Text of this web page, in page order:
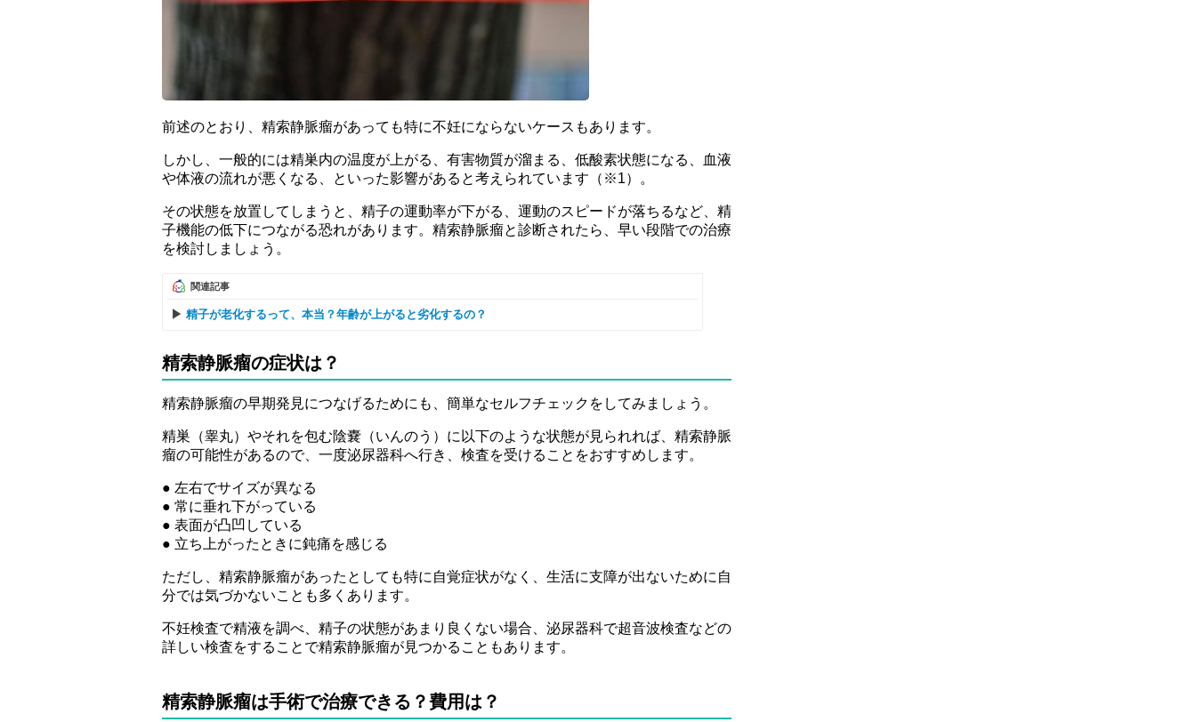
前述のとおり、精索静脈瘤があっても特に不妊にならないケースもあります。
しかし、一般的には精巣内の温度が上がる、有害物質が溜まる、低酸素状態になる、血液
や体液の流れが悪くなる、といった影響があると考えられています（※1）。
その状態を放置してしまうと、精子の運動率が下がる、運動のスピードが落ちるなど、精
子機能の低下につながる恐れがあります。精索静脈瘤と診断されたら、早い段階での治療
を検討しましょう。
関連記事
精子が老化するって、本当？年齢が上がると劣化するの？
精索静脈瘤の症状は？
精索静脈瘤の早期発見につなげるためにも、簡単なセルフチェックをしてみましょう。
精巣（睾丸）やそれを包む陰嚢（いんのう）に以下のような状態が見られれば、精索静脈
瘤の可能性があるので、一度泌尿器科へ行き、検査を受けることをおすすめします。
● 左右でサイズが異なる
● 常に垂れ下がっている
● 表面が凸凹している
● 立ち上がったときに鈍痛を感じる
ただし、精索静脈瘤があったとしても特に自覚症状がなく、生活に支障が出ないために自
分では気づかないことも多くあります。
不妊検査で精液を調べ、精子の状態があまり良くない場合、泌尿器科で超音波検査などの
詳しい検査をすることで精索静脈瘤が見つかることもあります。
精索静脈瘤は手術で治療できる？費用は？